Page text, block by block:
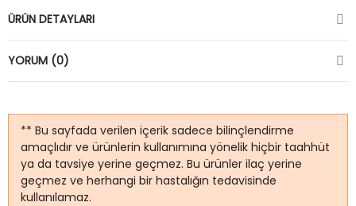
ÜRÜN DETAYLARI
YORUM (0)
** Bu sayfada verilen içerik sadece bilinçlendirme
amaçlıdır ve ürünlerin kullanımına yönelik hiçbir taahhüt
ya da tavsiye yerine geçmez. Bu ürünler ilaç yerine
geçmez ve herhangi bir hastalığın tedavisinde
kullanılamaz.